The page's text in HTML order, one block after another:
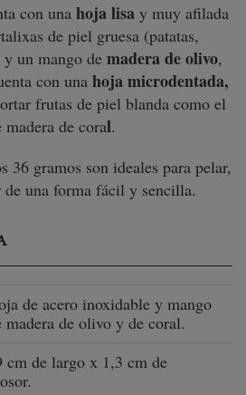
con una hoja lisa y muy afilada
de piel gruesa (patatas,
un mango de madera de olivo,
con una hoja microdentada,
frutas de piel blanda como el
de coral.
36 gramos son ideales para pelar,
una forma fácil y sencilla.
de acero inoxidable y mango
madera de olivo y de coral.
cm de largo x 1,3 cm de